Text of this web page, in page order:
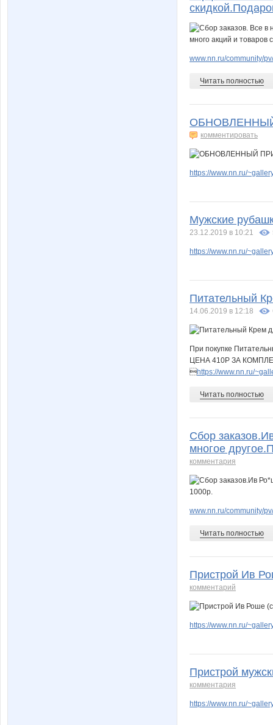
www.nn.ru/community/
Читать полностью
комментировать
https://www.nn.ru/
Мужские
23.12.2019 в 10:21
https://www.nn.ru/
Питательный
14.06.2019 в 12:18
При покупке
ЦЕНА 410Р ЗА
https://www.nn.ru/
Читать полностью
Сбор
многое
комментария
www.nn.ru/community/
Читать полностью
Пристрой Ив
комментарий
https://www.nn.ru/
Пристрой
комментария
https://www.nn.ru/